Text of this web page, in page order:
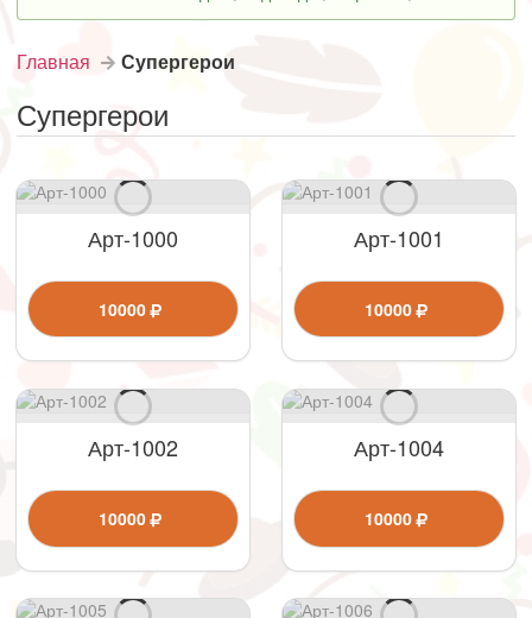
Главная Супергерои
Супергерои
Арт-1000
10000
Арт-1001
10000
Арт-1002
10000
Арт-1004
10000